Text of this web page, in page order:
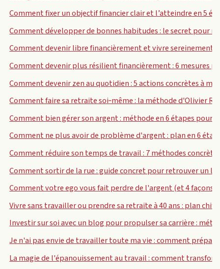
Comment fixer un objectif financier clair et l’atteindre en 5
Comment développer de bonnes habitudes : le secret pour
Comment devenir libre financièrement et vivre sereinement
Comment devenir plus résilient financièrement : 6 mesures
Comment devenir zen au quotidien : 5 actions concrètes à
Comment faire sa retraite soi‑même : la méthode d'Olivier
Comment bien gérer son argent : méthode en 6 étapes pour
Comment ne plus avoir de problème d'argent : plan en 6
Comment réduire son temps de travail : 7 méthodes
Comment sortir de la rue : guide concret pour retrouver un
Comment votre ego vous fait perdre de l'argent (et 4 façons
Vivre sans travailler ou prendre sa retraite à 40 ans : plan
Investir sur soi avec un blog pour propulser sa carrière :
Je n'ai pas envie de travailler toute ma vie : comment
La magie de l'épanouissement au travail : comment